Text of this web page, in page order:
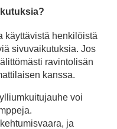
käyttävistä henkilöistä
sivuvaikutuksia. Jos
ravintolisän
kanssa.
voi
ja